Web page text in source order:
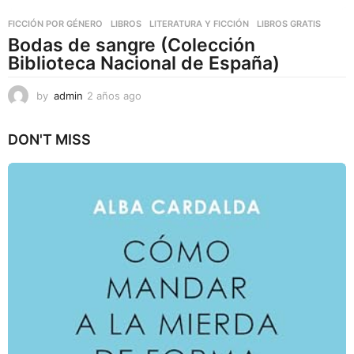
FICCIÓN POR GÉNERO ,LIBROS ,LITERATURA Y FICCIÓN LIBROS GRATIS
Bodas de sangre (Colección
Biblioteca Nacional de España)
by admin 2 años ago
DON'T MISS